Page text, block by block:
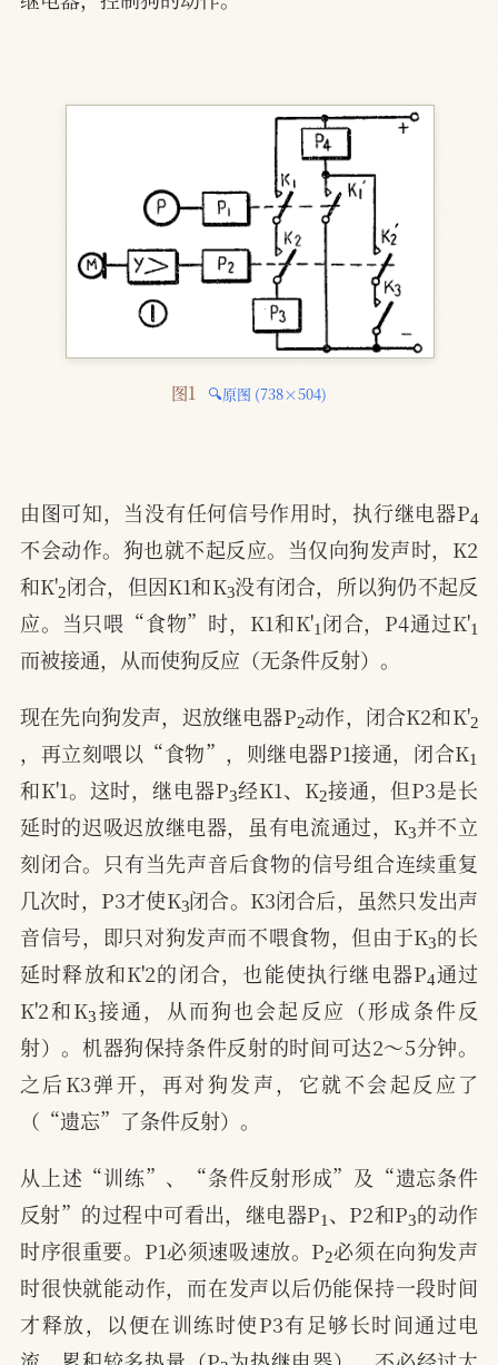
图1 🔍原图 (738×504)
由图可知，当没有任何信号作用时，执行继电器P
不会动作。狗也就不起反应。当仅向狗发声时，K2
和K'2闭合，但因K1和K3没有闭合，所以狗仍不起反
应。当只喂“食物”时，K1和K'1闭合，P4通过K'1
而被接通，从而使狗反应（无条件反射）。
现在先向狗发声，迟放继电器P 动作，闭合K2和K'2
，再立刻喂以“食物”，则继电器P1接通，闭合K1
和K'1。这时，继电器P3经K1、K2接通，但P3是长
延时的迟吸迟放继电器，虽有电流通过，K3并不立
刻闭合。只有当先声音后食物的信号组合连续重复
几次时，P3才使K3闭合。K3闭合后，虽然只发出声
音信号，即只对狗发声而不喂食物，但由于K3的长
延时释放和K'2的闭合，也能使执行继电器P4通过
K'2和K3接通，从而狗也会起反应（形成条件反
射）。机器狗保持条件反射的时间可达2～5分钟。
之后K3弹开，再对狗发声，它就不会起反应了
（“遗忘”了条件反射）。
从上述“训练”、“条件反射形成”及“遗忘条件
反射”的过程中可看出，继电器P1、P2和P3的动作
时序很重要。P1必须速吸速放。P2必须在向狗发声
时很快就能动作，而在发声以后仍能保持一段时间
才释放，以便在训练时使P3有足够长时间通过电
3